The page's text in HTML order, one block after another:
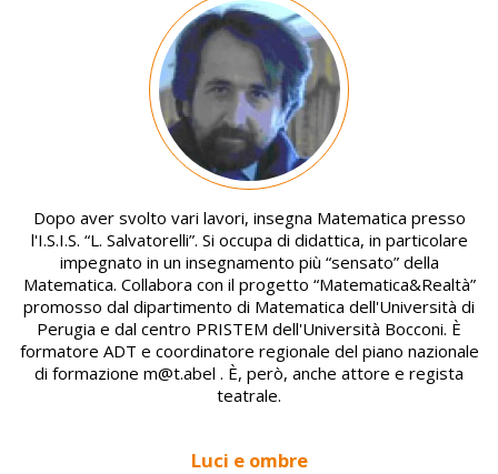
Dopo aver svolto vari lavori, insegna Matematica presso
l'I.S.I.S. “L. Salvatorelli”. Si occupa di didattica, in particolare
impegnato in un insegnamento più “sensato” della
Matematica. Collabora con il progetto “Matematica&Realtà”
promosso dal dipartimento di Matematica dell'Università di
Perugia e dal centro PRISTEM dell'Università Bocconi. È
formatore ADT e coordinatore regionale del piano nazionale
di formazione m@t.abel . È, però, anche attore e regista
teatrale.
Luci e ombre